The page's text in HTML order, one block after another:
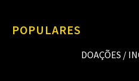
POPULARES
DOAÇÕES /